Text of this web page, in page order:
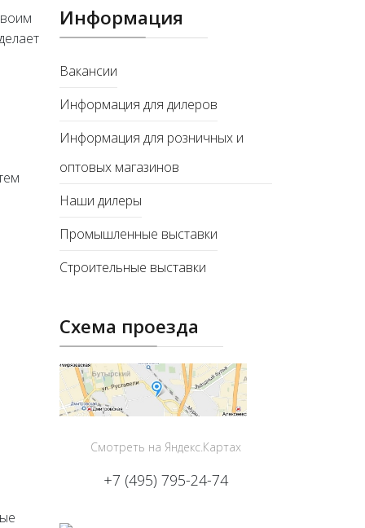
Информация
Вакансии
Информация для дилеров
Информация для розничных и
оптовых магазинов
Наши дилеры
Промышленные выставки
Строительные выставки
Схема проезда
Смотреть на Яндекс.Картах
+7 (495) 795-24-74